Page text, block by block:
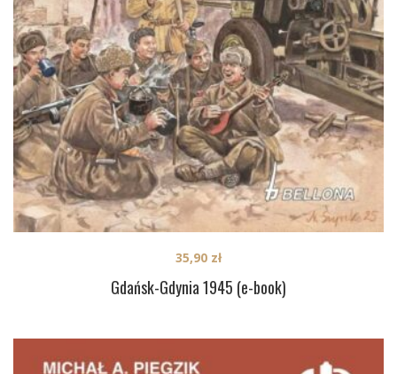
Gdańsk-Gdynia 1945 (e-book)
35,90 zł